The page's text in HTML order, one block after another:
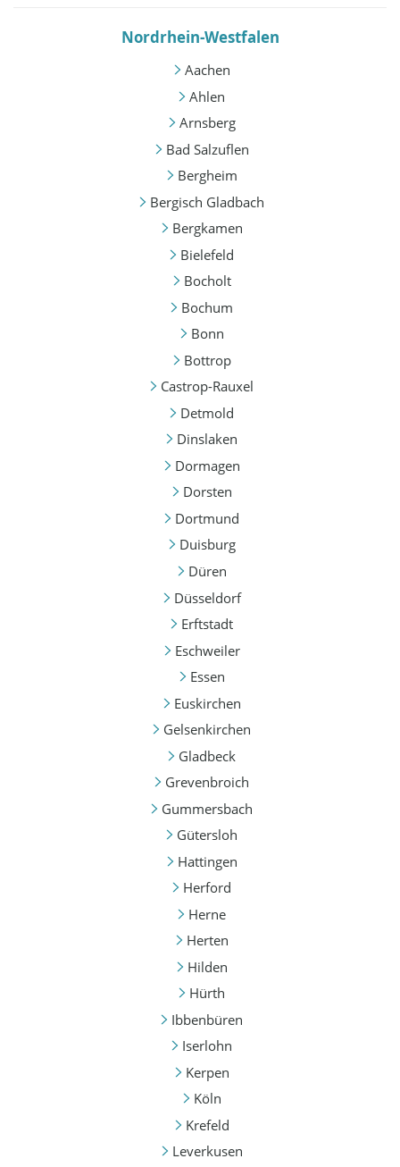
Nordrhein-Westfalen
Aachen
Ahlen
Arnsberg
Bad Salzuflen
Bergheim
Bergisch Gladbach
Bergkamen
Bielefeld
Bocholt
Bochum
Bonn
Bottrop
Castrop-Rauxel
Detmold
Dinslaken
Dormagen
Dorsten
Dortmund
Duisburg
Düren
Düsseldorf
Erftstadt
Eschweiler
Essen
Euskirchen
Gelsenkirchen
Gladbeck
Grevenbroich
Gummersbach
Gütersloh
Hattingen
Herford
Herne
Herten
Hilden
Hürth
Ibbenbüren
Iserlohn
Kerpen
Köln
Krefeld
Leverkusen